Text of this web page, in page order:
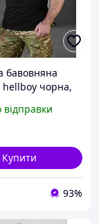
бавовняна
hellboy чорна,
відправки
Купити
93%